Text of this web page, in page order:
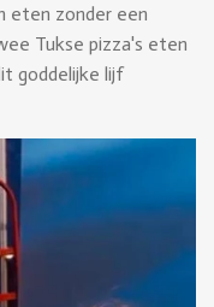
eten zonder een
Tukse pizza's eten
goddelijke lijf